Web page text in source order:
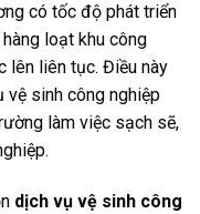
có tốc độ phát triển
loạt khu công
lên liên tục. Điều này
vệ sinh công nghiệp
làm việc sạch sẽ,
dịch vụ vệ sinh công